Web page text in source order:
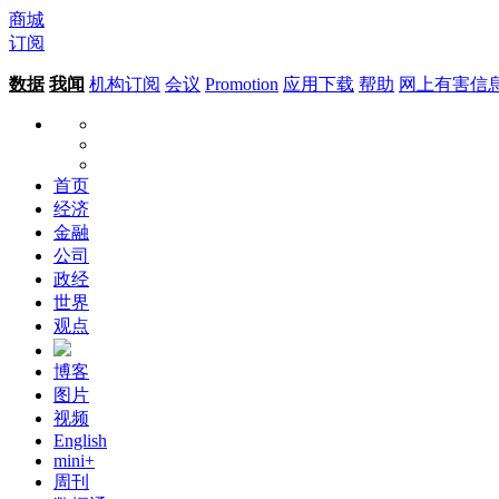
商城
订阅
数据 我闻 机构订阅 会议 Promotion 应用下载 帮助 网上有害信
首页
经济
金融
公司
政经
世界
观点
博客
图片
视频
English
mini+
周刊